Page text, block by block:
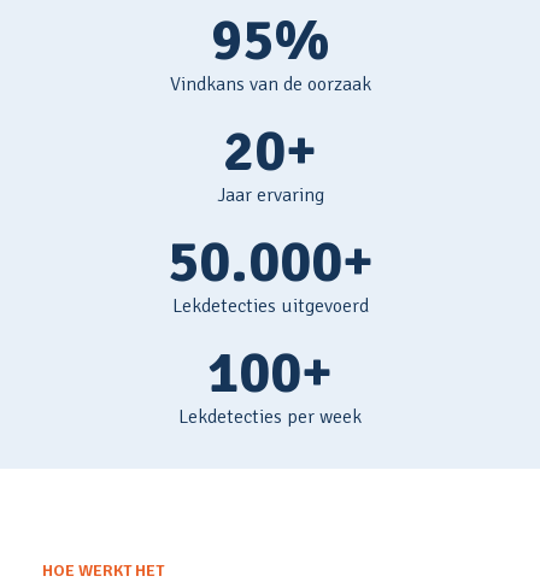
95%
Vindkans van de oorzaak
20+
Jaar ervaring
50.000+
Lekdetecties uitgevoerd
100+
Lekdetecties per week
HOE WERKT HET